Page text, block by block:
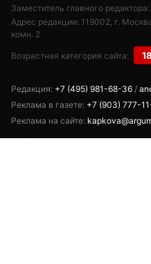
Заместитель главного
Адрес редакции: 119002, г.
комн. 2
Возрастная категория сайта:
Редакция: +7 (495) 981-68-36 /
Реклама в газете: +7 (903) 777-
Реклама на сайте:
Свободное использование текстов,